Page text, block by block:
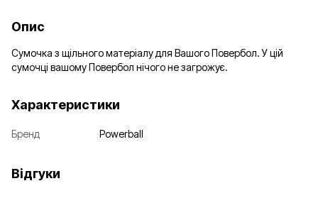
Опис
Сумочка з щільного матеріалу для Вашого Повербол. У цій
сумочці вашому Повербол нічого не загрожує.
Характеристики
Бренд Powerball
Відгуки